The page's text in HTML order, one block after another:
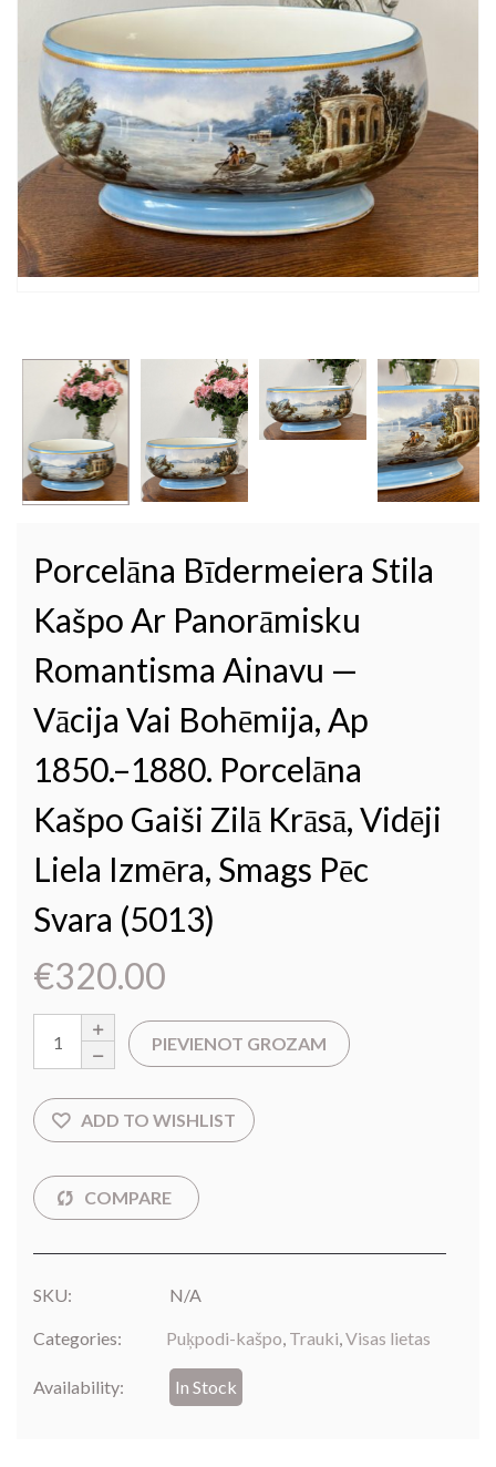
Porcelāna Bīdermeiera Stila
Kašpo Ar Panorāmisku
Romantisma Ainavu —
Vācija Vai Bohēmija, Ap
1850.–1880. Porcelāna
Kašpo Gaiši Zilā Krāsā, Vidēji
Liela Izmēra, Smags Pēc
Svara (5013)
€320.00
PIEVIENOT GROZAM
SKU: N/A
Categories: Puķpodi-kašpo, Trauki,Visas lietas
Availability: In Stock